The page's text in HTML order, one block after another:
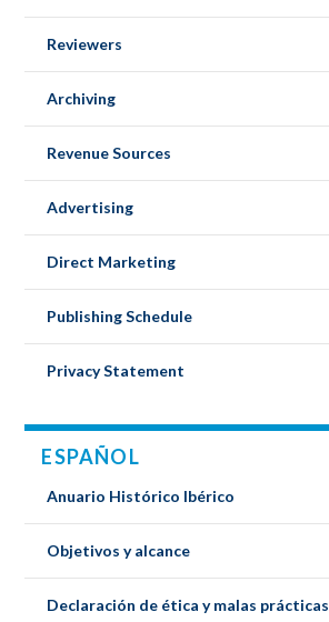
Reviewers
Archiving
Revenue Sources
Advertising
Direct Marketing
Publishing Schedule
Privacy Statement
ESPAÑOL
Anuario Histórico Ibérico
Objetivos y alcance
Declaración de ética y malas prácticas